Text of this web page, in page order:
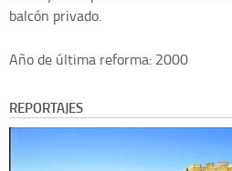
balcón privado.
Año de última reforma: 2000
REPORTAJES